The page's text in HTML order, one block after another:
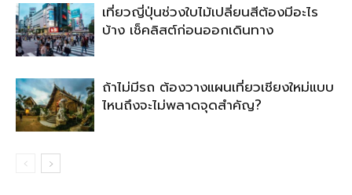
เที่ยวญี่ปุ่นช่วงใบไม้เปลี่ยนสีต้องมีอะไร
บ้าง เช็คลิสต์ก่อนออกเดินทาง
ถ้าไม่มีรถ ต้องวางแผนเที่ยวเชียงใหม่แบบ
ไหนถึงจะไม่พลาดจุดสำคัญ?